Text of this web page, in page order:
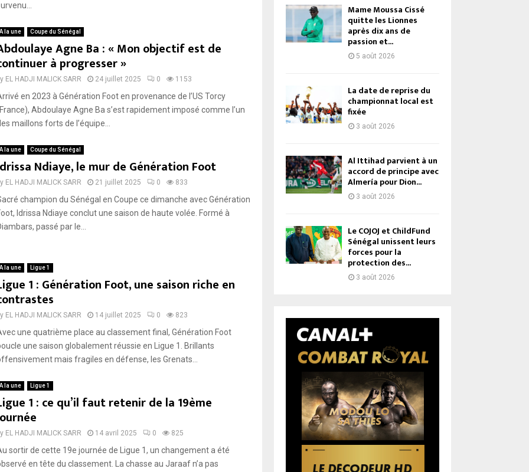
A la une Coupe du Sénégal
Agne Ba : « Mon objectif est de
à progresser »
EL HADJI MALICK SARR 24 juillet 2025 0 1153
en 2023 à Génération Foot en provenance de l’US Torcy
Abdoulaye Agne Ba s’est rapidement imposé comme l’un
maillons forts de l’équipe...
A la une Coupe du Sénégal
Ndiaye, le mur de Génération Foot
EL HADJI MALICK SARR 21 juillet 2025 0 833
champion du Sénégal en Coupe ce dimanche avec Génération
Idrissa Ndiaye conclut une saison de haute volée. Formé à
passé par le...
A la une Ligue 1
1 : Génération Foot, une saison riche en
EL HADJI MALICK SARR 14 juillet 2025 0 823
une quatrième place au classement final, Génération Foot
une saison globalement réussie en Ligue 1. Brillants
mais fragiles en défense, les Grenats...
A la une Ligue 1
1 : ce qu’il faut retenir de la 19ème
EL HADJI MALICK SARR 14 avril 2025 0 825
sortir de cette 19e journée de Ligue 1, un changement a été
en tête du classement. La chasse au Jaraaf n’a pas
Mame Moussa Cissé
quitte les Lionnes
après dix ans de
passion et...
5 août 2026
La date de reprise du
championnat local est
fixée
3 août 2026
Al Ittihad parvient à un
accord de principe avec
Almería pour Dion...
3 août 2026
Le COJOJ et ChildFund
Sénégal unissent leurs
forces pour la
protection des...
3 août 2026